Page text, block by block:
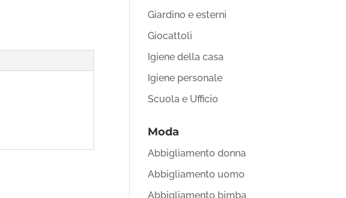
Giardino e esterni
Giocattoli
Igiene della casa
Igiene personale
Scuola e Ufficio
Moda
Abbigliamento donna
Abbigliamento uomo
Abbigliamento bimba